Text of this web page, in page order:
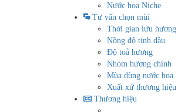
Nước hoa Niche
Tư vấn chọn mùi
Thời gian lưu hương
Nồng độ tinh dầu
Độ toả hương
Nhóm hương chính
Mùa dùng nước hoa
Xuất xứ thương hiệu
Thương hiệu